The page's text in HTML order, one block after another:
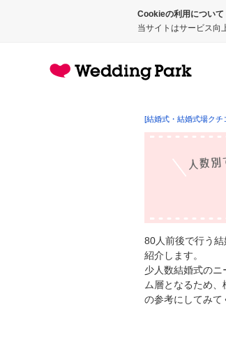
Cookieの利用について
当サイトはサービス向
[結婚式・結婚式場クチ
80人前後で行う
紹介します。
少人数結婚式の
ム層となるため
の参考にしてみて